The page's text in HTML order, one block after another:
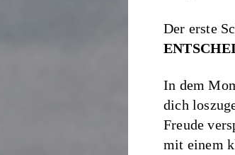
Der erste
In dem
dich
Freude
mit einem